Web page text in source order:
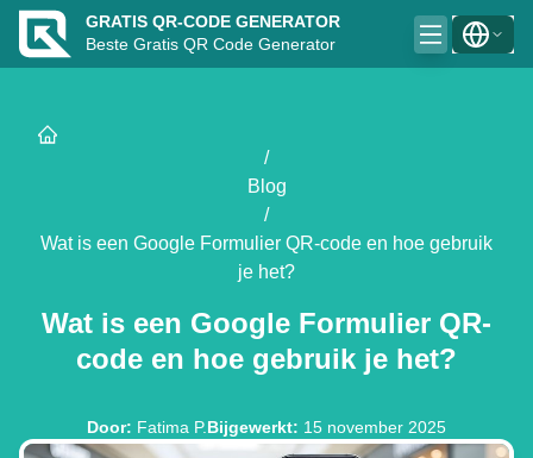
GRATIS QR-CODE GENERATOR
Beste Gratis QR Code Generator
/
Blog
/
Wat is een Google Formulier QR-code en hoe gebruik
je het?
Wat is een Google Formulier QR-
code en hoe gebruik je het?
Door: Fatima P.Bijgewerkt: 15 november 2025